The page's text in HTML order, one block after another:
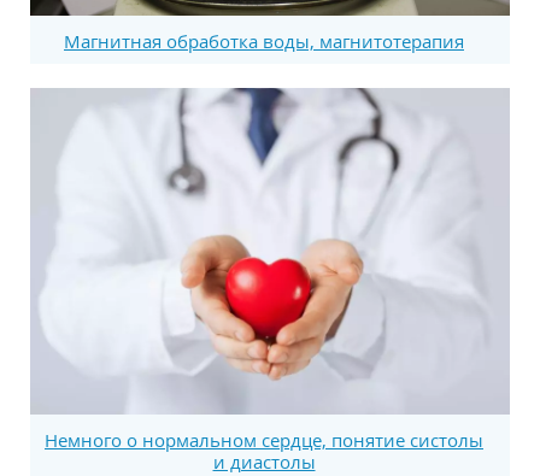
Магнитная обработка воды, магнитотерапия
Немного о нормальном сердце, понятие систолы
и диастолы